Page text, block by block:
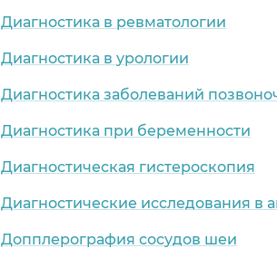
Диагностика в ревматологии
Диагностика в урологии
Диагностика заболеваний
Диагностика при беременности
Диагностическая гистероскопия
Диагностические исследования в
Допплерография сосудов шеи